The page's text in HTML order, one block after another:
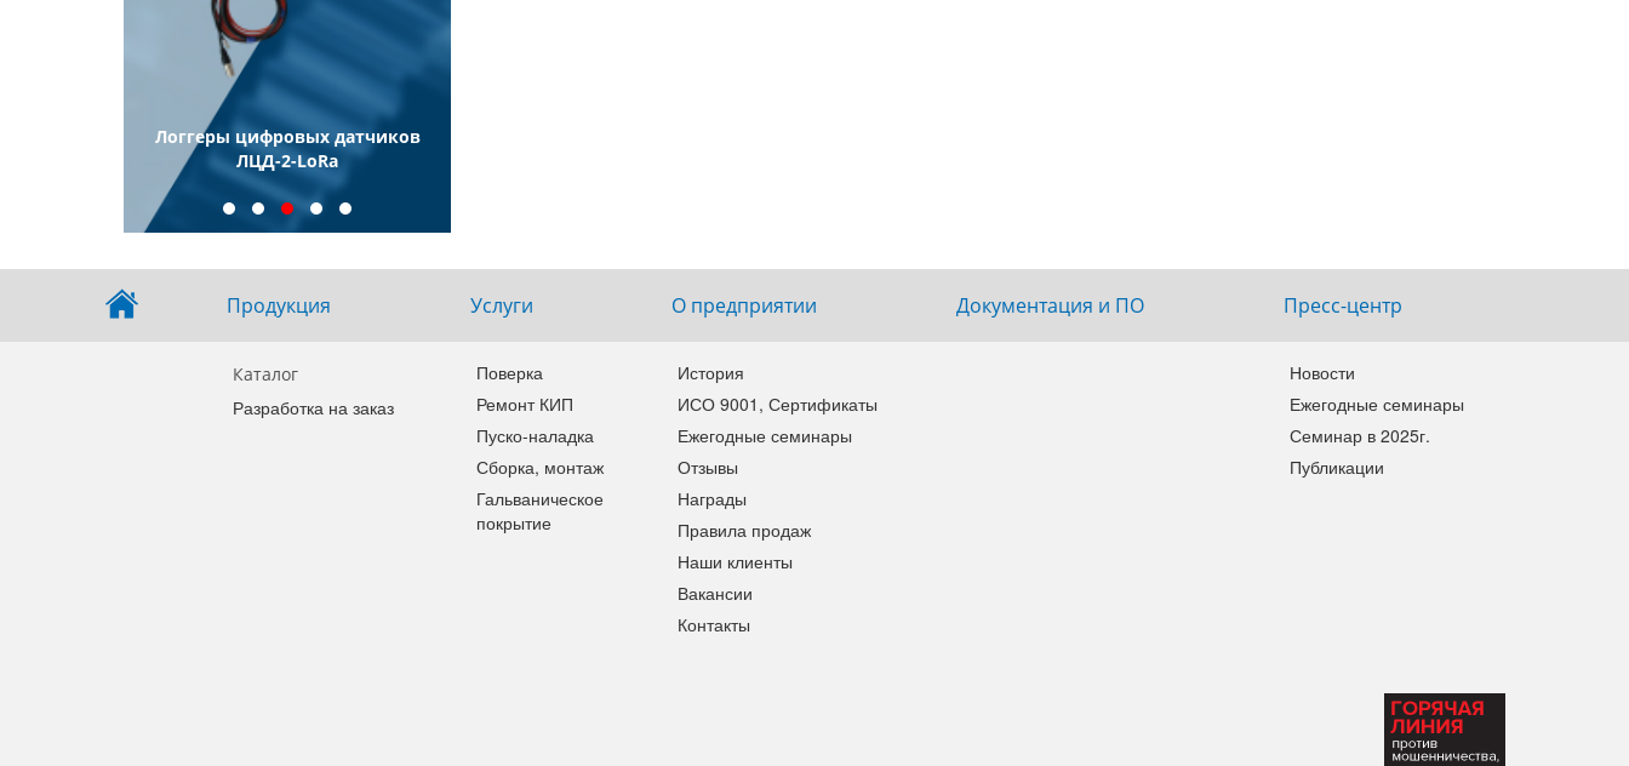
Логгеры цифровых датчиков
ЛЦД-2-LoRa
Продукция
Каталог
Разработка на заказ
Услуги
Поверка
Ремонт КИП
Пуско-наладка
Сборка, монтаж
Гальваническое
покрытие
О предприятии
История
ИСО 9001, Сертификаты
Ежегодные семинары
Отзывы
Награды
Правила продаж
Наши клиенты
Вакансии
Контакты
Документация и ПО Пресс-центр
Новости
Ежегодные семинары
Семинар в 2025г.
Публикации